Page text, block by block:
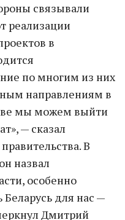
связывали
реализации
в
по многим из них
направлениям в
мы можем выйти
— сказал
В
назвал
особенно
для нас —
Дмитрий